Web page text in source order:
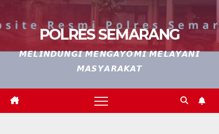
POLRES SEMARANG
𝙈𝙀𝙇𝙄𝙉𝘿𝙐𝙉𝙂𝙄 𝙈𝙀𝙉𝙂𝘼𝙔𝙊𝙈𝙄 𝙈𝙀𝙇𝘼𝙔𝘼𝙉𝙄
𝙈𝘼𝙎𝙔𝘼𝙍𝘼𝙆𝘼𝙏